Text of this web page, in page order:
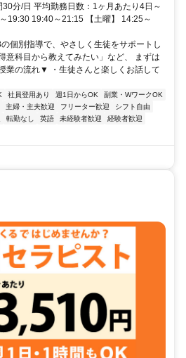
分/日 平均勤務日数：1ヶ月あたり4日～
19:30 19:40～21:15 【土曜】 14:25～
個別指導で、やさしく生徒をサポートし
意科目から教えてみたい」など、 まずは
業の流れ▼ ・生徒さんと楽しくお話して
社員登用あり 週1日からOK
副業・WワークOK
主婦・主夫歓迎 フリーター歓迎
シフト自由
転勤なし 英語 未経験者歓迎
経験者歓迎